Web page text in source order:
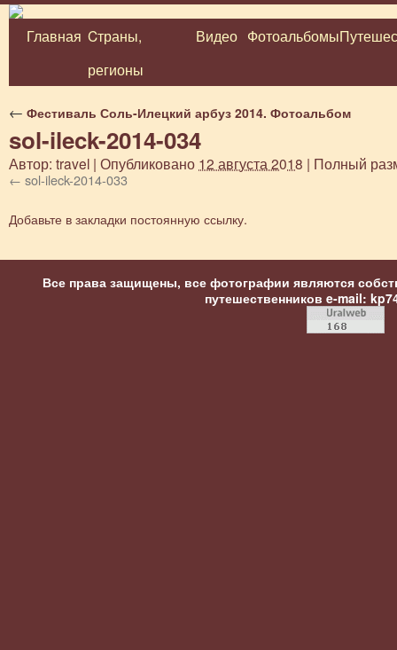
Перейти
Главная Cтраны,
регионы
Видео Фотоальбомы
← Фестиваль Соль-Илецкий арбуз 2014. Фотоальбом
sol-ileck-2014-034
Автор: travel | Опубликовано 12 августа 2018 | Полный
sol-ileck-2014-033
Добавьте в закладки постоянную ссылку.
Все права защищены, все фотографии являются
путешественников e-mail: